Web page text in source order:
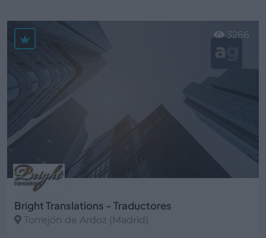
Bright Translations - Traductores
Torrejón de Ardoz (Madrid)
3266